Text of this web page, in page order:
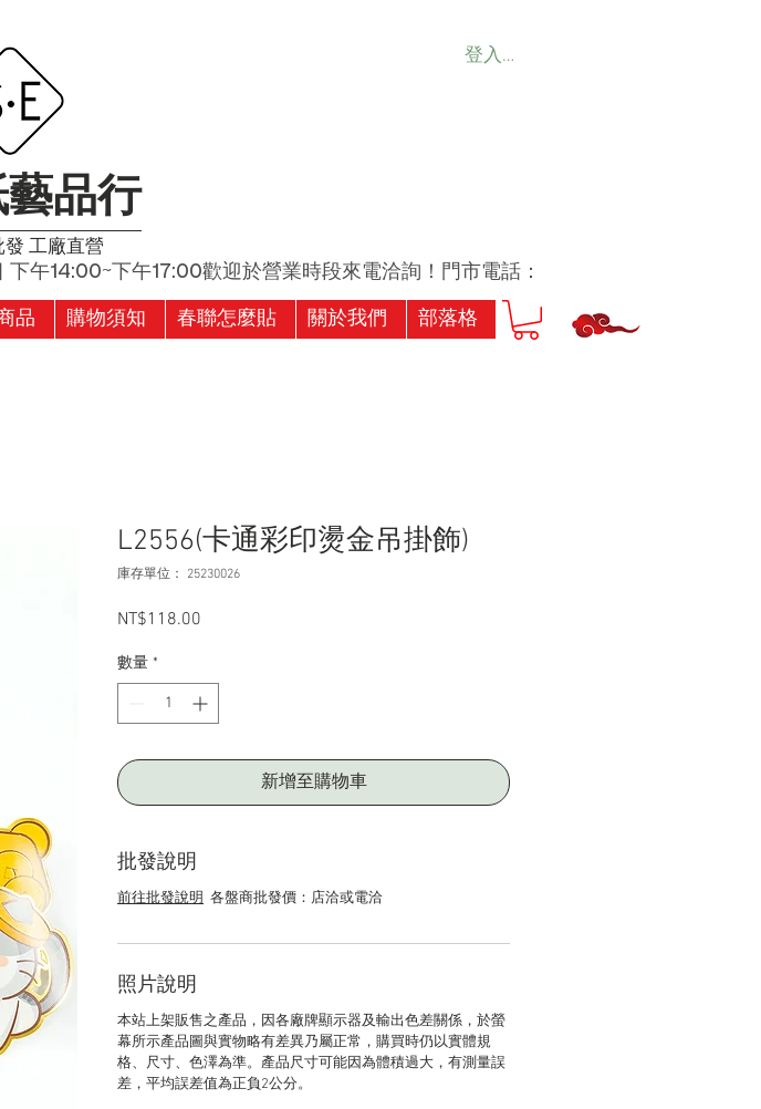
品行
登入會員
工廠直營
午14:00~下午17:00歡迎於營業時段來電洽詢！門市電話：07-7239256或07-
品 購物須知 春聯怎麼貼 關於我們 部落格
L2556(卡通彩印燙金吊掛飾)
庫存單位： 25230026
NT$118.00
數量 *
新增至購物車
批發說明
前往批發說明 各盤商批發價：店洽或電洽
照片說明
本站上架販售之產品，因各廠牌顯示器及輸出色差關係，於螢
幕所示產品圖與實物略有差異乃屬正常，購買時仍以實體規
格、尺寸、色澤為準。產品尺寸可能因為體積過大，有測量誤
差，平均誤差值為正負2公分。